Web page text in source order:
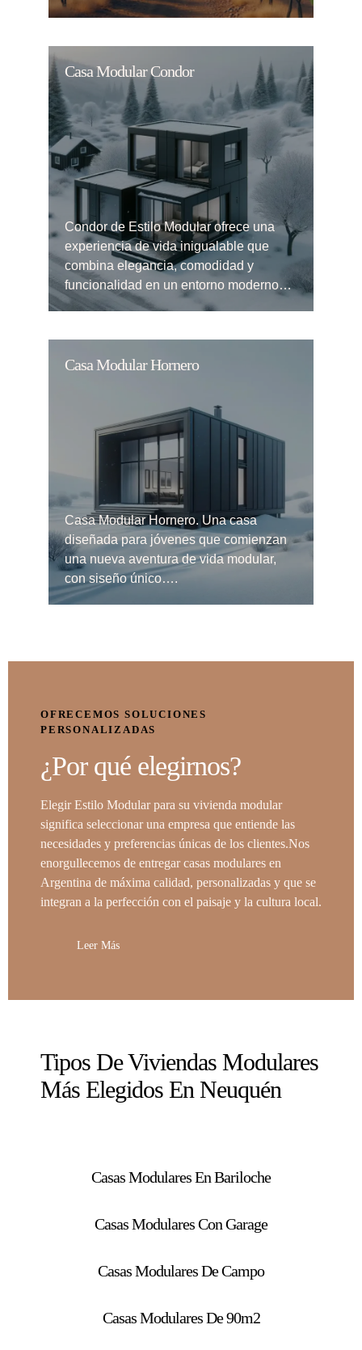
Casa Modular Condor
Condor de Estilo Modular ofrece una
experiencia de vida inigualable que
combina elegancia, comodidad y
funcionalidad en un entorno moderno…
Casa Modular Hornero
Casa Modular Hornero. Una casa
diseñada para jóvenes que comienzan
una nueva aventura de vida modular,
con siseño único….
OFRECEMOS SOLUCIONES
PERSONALIZADAS
¿Por qué elegirnos?
Elegir Estilo Modular para su vivienda modular
significa seleccionar una empresa que entiende las
necesidades y preferencias únicas de los clientes.Nos
enorgullecemos de entregar casas modulares en
Argentina de máxima calidad, personalizadas y que se
integran a la perfección con el paisaje y la cultura local.
Leer Más
Tipos De Viviendas Modulares
Más Elegidos En Neuquén
Casas Modulares En Bariloche
Casas Modulares Con Garage
Casas Modulares De Campo
Casas Modulares De 90m2